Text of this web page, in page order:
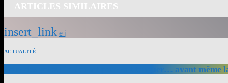
ARTICLES SIMILAIRES
insert_link
ACTUALITÉ
Tour des yoles : le départ pourrait tanguer… avant même